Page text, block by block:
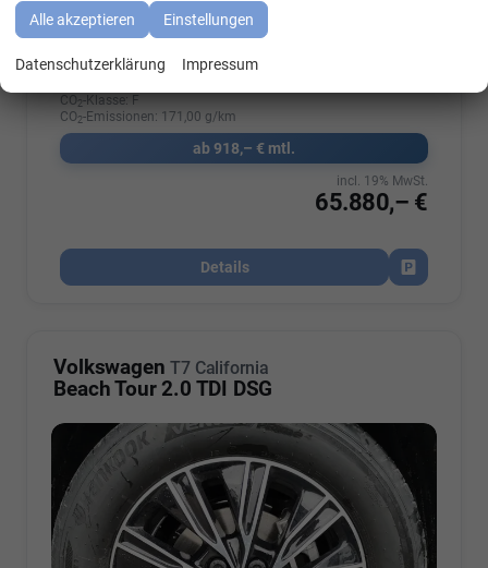
110 kW (150 PS) Kilometerstand
01.09.2025
CO 2-Klasse: F
CO2-Emissionen: 171,00 g/km
ab 918,– € mtl.
65.880,– €
incl. 19% MwSt.
Details
Fahrzeug
Volkswagen T7 California
Beach Tour 2.0 TDI DSG
Alle akzeptieren Einstellungen
Datenschutzerklärung Impressum